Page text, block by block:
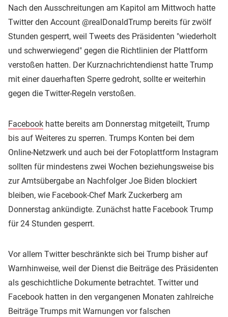
Nach den Ausschreitungen am Kapitol am Mittwoch hatte
Twitter den Account @realDonaldTrump bereits für zwölf
Stunden gesperrt, weil Tweets des Präsidenten "wiederholt
und schwerwiegend" gegen die Richtlinien der Plattform
verstoßen hatten. Der Kurznachrichtendienst hatte Trump
mit einer dauerhaften Sperre gedroht, sollte er weiterhin
gegen die Twitter-Regeln verstoßen.
Facebook hatte bereits am Donnerstag mitgeteilt, Trump
bis auf Weiteres zu sperren. Trumps Konten bei dem
Online-Netzwerk und auch bei der Fotoplattform Instagram
sollten für mindestens zwei Wochen beziehungsweise bis
zur Amtsübergabe an Nachfolger Joe Biden blockiert
bleiben, wie Facebook-Chef Mark Zuckerberg am
Donnerstag ankündigte. Zunächst hatte Facebook Trump
für 24 Stunden gesperrt.
Vor allem Twitter beschränkte sich bei Trump bisher auf
Warnhinweise, weil der Dienst die Beiträge des Präsidenten
als geschichtliche Dokumente betrachtet. Twitter und
Facebook hatten in den vergangenen Monaten zahlreiche
Beiträge Trumps mit Warnungen vor falschen